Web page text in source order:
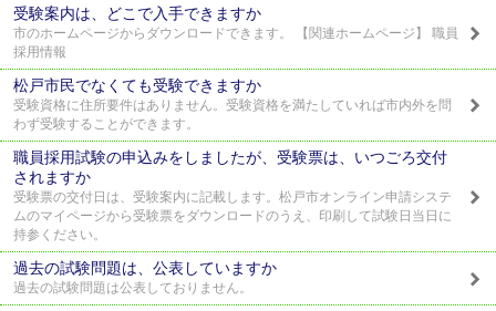
受験案内は、どこで入手できますか
市のホームページからダウンロードできます。 【関連ホームページ】 職員
採用情報
松戸市民でなくても受験できますか
受験資格に住所要件はありません。受験資格を満たしていれば市内外を問
わず受験することができます。
職員採用試験の申込みをしましたが、受験票は、いつごろ交付
されますか
受験票の交付日は、受験案内に記載します。松戸市オンライン申請システ
ムのマイページから受験票をダウンロードのうえ、印刷して試験日当日に
持参ください。
過去の試験問題は、公表していますか
過去の試験問題は公表しておりません。